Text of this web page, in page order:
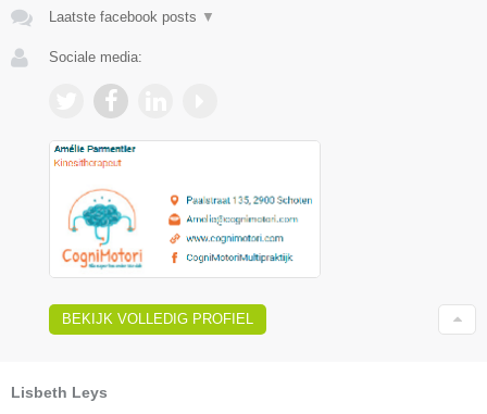
Laatste facebook posts ▼
Sociale media:
BEKIJK VOLLEDIG PROFIEL
Lisbeth Leys